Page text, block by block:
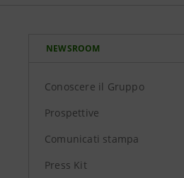
NEWSROOM
Conoscere il Gruppo
Prospettive
Comunicati stampa
Press Kit